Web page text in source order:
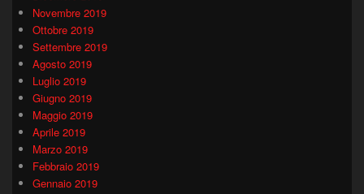
Novembre 2019
Ottobre 2019
Settembre 2019
Agosto 2019
Luglio 2019
Giugno 2019
Maggio 2019
Aprile 2019
Marzo 2019
Febbraio 2019
Gennaio 2019